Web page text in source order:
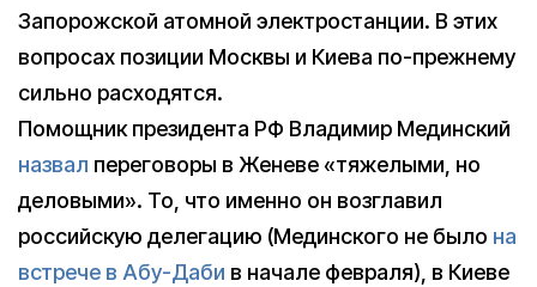
Запорожской атомной электростанции. В этих
вопросах позиции Москвы и Киева по-прежнему
сильно расходятся.
Помощник президента РФ Владимир Мединский
назвал переговоры в Женеве «тяжелыми, но
деловыми». То, что именно он возглавил
российскую делегацию (Мединского не было на
встрече в Абу-Даби в начале февраля), в Киеве